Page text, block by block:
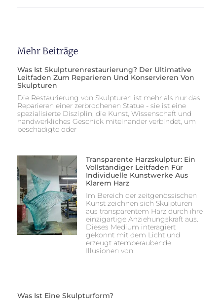
Mehr Beiträge
Was Ist Skulpturenrestaurierung? Der Ultimative
Leitfaden Zum Reparieren Und Konservieren Von
Skulpturen
Die Restaurierung von Skulpturen ist mehr als nur das
Reparieren einer zerbrochenen Statue - sie ist eine
spezialisierte Disziplin, die Kunst, Wissenschaft und
handwerkliches Geschick miteinander verbindet, um
beschädigte oder
Transparente Harzskulptur: Ein
Vollständiger Leitfaden Für
Individuelle Kunstwerke Aus
Klarem Harz
Im Bereich der zeitgenössischen
Kunst zeichnen sich Skulpturen
aus transparentem Harz durch ihre
einzigartige Anziehungskraft aus.
Dieses Medium interagiert
gekonnt mit dem Licht und
erzeugt atemberaubende
Illusionen von
Was Ist Eine Skulpturform?